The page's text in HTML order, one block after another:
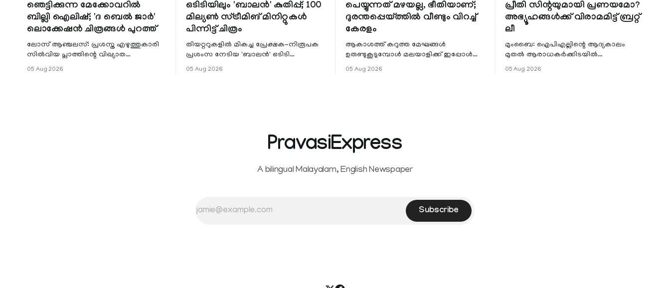
ഞെട്ടിക്കുന്ന മേക്കോവറിൽ
ബില്ലി ഐലിഷ്; 'ദ ബെൽ ജാർ'
ലൊക്കേഷൻ ചിത്രങ്ങൾ പുറത്ത്
ലോസ് ആഞ്ചലസ്: പ്രശസ്ത എഴുത്തുകാരി
സിൽവിയ പ്ലാത്തിന്റെ വിഖ്യാത
ബെൽ ജാർ' എന്ന ചിത്രത്തി
05 Aug 2026
ഒടിടിയിലും 'ബാലൻ' കുതിപ്പ്; 100
മില്യൺ സ്ട്രീമിങ് മിനിറ്റുകൾ
പിന്നിട്ട് ചിത്രം
തിയറ്ററുകളിൽ മികച്ച പ്രേക്ഷക-നിരൂപക
പ്രശംസ നേടിയ 'ബാലൻ' ഒടിടി
തുടരുന്നു. സീ5-ൽ
05 Aug 2026
പെയ്യുന്നത് മഴയല്ല, ഭീതിയാണ്;
ദുരന്തപ്പെയ്ത്തിൽ വീണ്ടും വിറച്ച്
കേരളം
ആകാശത്ത് കറുത്ത മേഘങ്ങൾ
ഉരുണ്ടുകൂടുമ്പോൾ മലയാളിക്ക് ഇപ്പോൾ
വിറയലാണ്. മഴ ഒരുകാലത്ത്
05 Aug 2026
പ്രീതി സിന്റയുമായി പ്രണയമോ?
അഭ്യൂഹങ്ങൾക്ക് വിരാമമിട്ട് ബ്രറ്റ്
ലീ
മുംബൈ: ഐപിഎല്ലിന്റെ ആദ്യകാലം
മുതൽ ആരാധകർക്കിടയിൽ
പ്രണയ അഭ്യൂഹങ്ങൾ തള്ളി മുൻ
05 Aug 2026
PravasiExpress
A bilingual Malayalam, English Newspaper
Subscribe